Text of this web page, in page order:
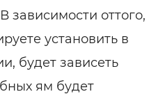
зависимости оттого,
установить в
будет зависеть
ям будет